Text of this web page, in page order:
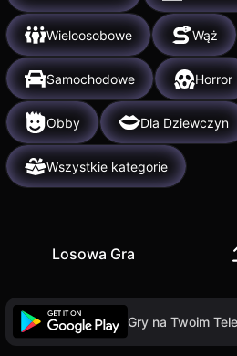
Wieloosobowe Wąż
Samochodowe Horror
Obby Dla Dziewczyn
Wszystkie kategorie
Losowa Gra
Gry na Twoim